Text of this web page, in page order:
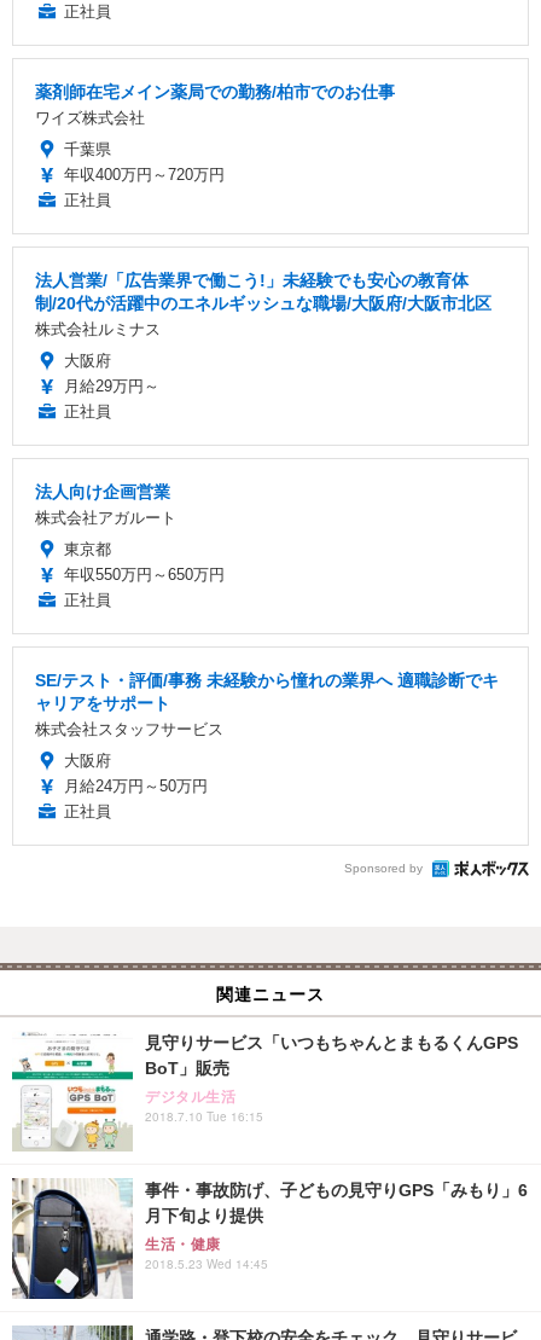
正社員
薬剤師在宅メイン薬局での勤務/柏市でのお仕事
ワイズ株式会社
千葉県
年収400万円～720万円
正社員
法人営業/「広告業界で働こう!」未経験でも安心の教育体
制/20代が活躍中のエネルギッシュな職場/大阪府/大阪市北区
株式会社ルミナス
大阪府
月給29万円～
正社員
法人向け企画営業
株式会社アガルート
東京都
年収550万円～650万円
正社員
SE/テスト・評価/事務 未経験から憧れの業界へ 適職診断でキ
ャリアをサポート
株式会社スタッフサービス
大阪府
月給24万円～50万円
正社員
Sponsored by
関連ニュース
見守りサービス「いつもちゃんとまもるくんGPS
BoT」販売
デジタル生活
2018.7.10 Tue 16:15
事件・事故防げ、子どもの見守りGPS「みもり」6
月下旬より提供
生活・健康
2018.5.23 Wed 14:45